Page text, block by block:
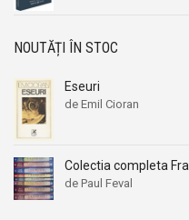
NOUTĂȚI ÎN STOC
Eseuri
de Emil Cioran
Colectia completa
de Paul Feval